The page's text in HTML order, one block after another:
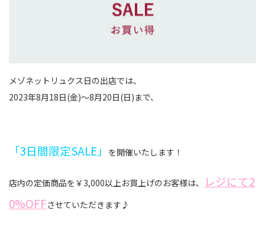
メゾネットリュクス日の出店では、
2023年8月18日(金)～8月20日(日)まで、
「3日間限定SALE」 を開催いたします！
店内の定価商品を￥3,000以上お買上げのお客様は、
レジにて2
0%OFFさせていただきます♪